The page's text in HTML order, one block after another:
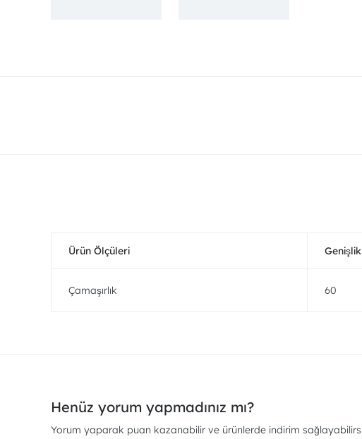
Ürün Ölçüleri Genişlik
Çamaşırlık 60
Henüz yorum yapmadınız mı?
Yorum yaparak puan kazanabilir ve ürünlerde indirim